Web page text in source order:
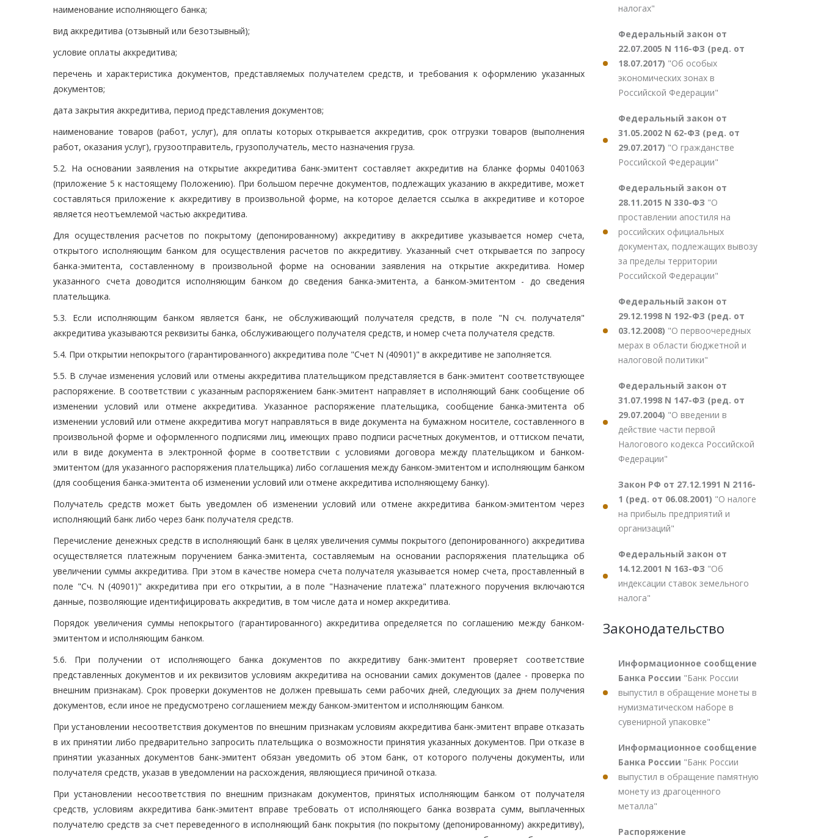
наименование исполняющего банка;
вид аккредитива (отзывный или безотзывный);
условие оплаты аккредитива;
перечень и характеристика документов, представляемых получателем средств, и требования к оформлению указанных
документов;
дата закрытия аккредитива, период представления документов;
наименование товаров (работ, услуг), для оплаты которых открывается аккредитив, срок отгрузки товаров (выполнения
работ, оказания услуг), грузоотправитель, грузополучатель, место назначения груза.
5.2. На основании заявления на открытие аккредитива банк-эмитент составляет аккредитив на бланке формы 0401063
(приложение 5 к настоящему Положению). При большом перечне документов, подлежащих указанию в аккредитиве, может
составляться приложение к аккредитиву в произвольной форме, на которое делается ссылка в аккредитиве и которое
является неотъемлемой частью аккредитива.
Для осуществления расчетов по покрытому (депонированному) аккредитиву в аккредитиве указывается номер счета,
открытого исполняющим банком для осуществления расчетов по аккредитиву. Указанный счет открывается по запросу
банка-эмитента, составленному в произвольной форме на основании заявления на открытие аккредитива. Номер
указанного счета доводится исполняющим банком до сведения банка-эмитента, а банком-эмитентом - до сведения
плательщика.
5.3. Если исполняющим банком является банк, не обслуживающий получателя средств, в поле "N сч. получателя"
аккредитива указываются реквизиты банка, обслуживающего получателя средств, и номер счета получателя средств.
5.4. При открытии непокрытого (гарантированного) аккредитива поле "Счет N (40901)" в аккредитиве не заполняется.
5.5. В случае изменения условий или отмены аккредитива плательщиком представляется в банк-эмитент соответствующее
распоряжение. В соответствии с указанным распоряжением банк-эмитент направляет в исполняющий банк сообщение об
изменении условий или отмене аккредитива. Указанное распоряжение плательщика, сообщение банка-эмитента об
изменении условий или отмене аккредитива могут направляться в виде документа на бумажном носителе, составленного в
произвольной форме и оформленного подписями лиц, имеющих право подписи расчетных документов, и оттиском печати,
или в виде документа в электронной форме в соответствии с условиями договора между плательщиком и банком-
эмитентом (для указанного распоряжения плательщика) либо соглашения между банком-эмитентом и исполняющим банком
(для сообщения банка-эмитента об изменении условий или отмене аккредитива исполняющему банку).
Получатель средств может быть уведомлен об изменении условий или отмене аккредитива банком-эмитентом через
исполняющий банк либо через банк получателя средств.
Перечисление денежных средств в исполняющий банк в целях увеличения суммы покрытого (депонированного) аккредитива
осуществляется платежным поручением банка-эмитента, составляемым на основании распоряжения плательщика об
увеличении суммы аккредитива. При этом в качестве номера счета получателя указывается номер счета, проставленный в
поле "Сч. N (40901)" аккредитива при его открытии, а в поле "Назначение платежа" платежного поручения включаются
данные, позволяющие идентифицировать аккредитив, в том числе дата и номер аккредитива.
Порядок увеличения суммы непокрытого (гарантированного) аккредитива определяется по соглашению между банком-
эмитентом и исполняющим банком.
5.6. При получении от исполняющего банка документов по аккредитиву банк-эмитент проверяет соответствие
представленных документов и их реквизитов условиям аккредитива на основании самих документов (далее - проверка по
внешним признакам). Срок проверки документов не должен превышать семи рабочих дней, следующих за днем получения
документов, если иное не предусмотрено соглашением между банком-эмитентом и исполняющим банком.
При установлении несоответствия документов по внешним признакам условиям аккредитива банк-эмитент вправе отказать
в их принятии либо предварительно запросить плательщика о возможности принятия указанных документов. При отказе в
принятии указанных документов банк-эмитент обязан уведомить об этом банк, от которого получены документы, или
получателя средств, указав в уведомлении на расхождения, являющиеся причиной отказа.
При установлении несоответствия по внешним признакам документов, принятых исполняющим банком от получателя
средств, условиям аккредитива банк-эмитент вправе требовать от исполняющего банка возврата сумм, выплаченных
получателю средств за счет переведенного в исполняющий банк покрытия (по покрытому (депонированному) аккредитиву),
налогах"
Федеральный закон от
22.07.2005 N 116-ФЗ (ред. от
18.07.2017) "Об особых
экономических зонах в
Российской Федерации"
Федеральный закон от
31.05.2002 N 62-ФЗ (ред. от
29.07.2017) "О гражданстве
Российской Федерации"
Федеральный закон от
28.11.2015 N 330-ФЗ "О
проставлении апостиля на
российских официальных
документах, подлежащих вывозу
за пределы территории
Российской Федерации"
Федеральный закон от
29.12.1998 N 192-ФЗ (ред. от
03.12.2008) "О первоочередных
мерах в области бюджетной и
налоговой политики"
Федеральный закон от
31.07.1998 N 147-ФЗ (ред. от
29.07.2004) "О введении в
действие части первой
Налогового кодекса Российской
Федерации"
Закон РФ от 27.12.1991 N 2116-
1 (ред. от 06.08.2001) "О налоге
на прибыль предприятий и
организаций"
Федеральный закон от
14.12.2001 N 163-ФЗ "Об
индексации ставок земельного
налога"
Законодательство
Информационное сообщение
Банка России "Банк России
выпустил в обращение монеты в
нумизматическом наборе в
сувенирной упаковке"
Информационное сообщение
Банка России "Банк России
выпустил в обращение памятную
монету из драгоценного
металла"
Распоряжение